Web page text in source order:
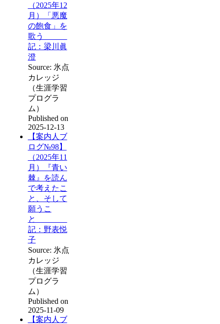
（2025年12
月）「悪魔
の飽食」を
歌う
記：梁川眞
澄
Source: 氷点
カレッジ
（生涯学習
プログラ
ム）
Published on
2025-12-13
【案内人ブ
ログ№98】
（2025年11
月）『青い
棘』を読ん
で考えたこ
と、そして
願うこ
と
記：野表悦
子
Source: 氷点
カレッジ
（生涯学習
プログラ
ム）
Published on
2025-11-09
【案内人ブ